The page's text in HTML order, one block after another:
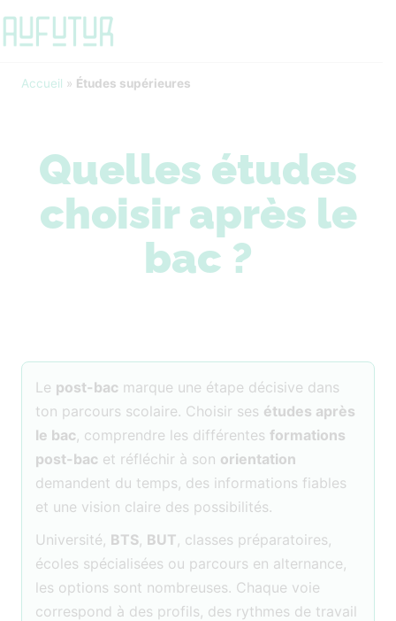
Accueil » Études supérieures
Quelles études
choisir après le
bac ?
Le post-bac marque une étape décisive dans
ton parcours scolaire. Choisir ses études après
le bac, comprendre les différentes formations
post-bac et réfléchir à son orientation
demandent du temps, des informations fiables
et une vision claire des possibilités.
Université, BTS, BUT, classes préparatoires,
écoles spécialisées ou parcours en alternance,
les options sont nombreuses. Chaque voie
correspond à des profils, des rythmes de travail